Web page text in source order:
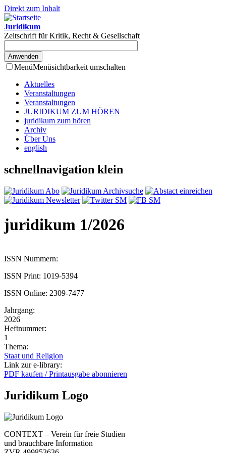
Direkt zum Inhalt
Juridikum
Zeitschrift für Kritik, Recht & Gesellschaft
MenüMenüsichtbarkeit umschalten
Aktuelles
Veranstaltungen
Veranstaltungen
JURIDIKUM ZUM HÖREN
juridikum zum hören
Archiv
Über Uns
english
schnellnavigation klein
juridikum 1/2026
ISSN Nummern:
ISSN Print: 1019-5394
ISSN Online: 2309-7477
Jahrgang:
2026
Heftnummer:
1
Thema:
Staat und Religion
Link zur e-library:
PDF kaufen / Printausgabe abonnieren
Juridikum Logo
CONTEXT – Verein für freie Studien
und brauchbare Information